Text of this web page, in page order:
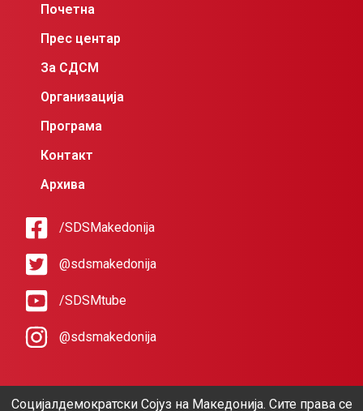
Почетна
Прес центар
За СДСМ
Организација
Програма
Контакт
Архива
/SDSMakedonija
@sdsmakedonija
/SDSMtube
@sdsmakedonija
Социјалдемократски Сојуз на Македонија. Сите права се